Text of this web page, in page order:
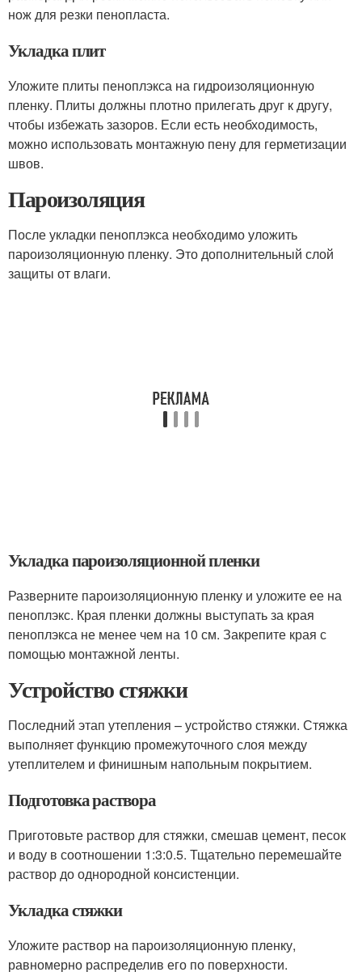
нож для резки пенопласта.
Укладка плит
Уложите плиты пеноплэкса на гидроизоляционную
пленку. Плиты должны плотно прилегать друг к другу,
чтобы избежать зазоров. Если есть необходимость,
можно использовать монтажную пену для герметизации
швов.
Пароизоляция
После укладки пеноплэкса необходимо уложить
пароизоляционную пленку. Это дополнительный слой
защиты от влаги.
Укладка пароизоляционной пленки
Разверните пароизоляционную пленку и уложите ее на
пеноплэкс. Края пленки должны выступать за края
пеноплэкса не менее чем на 10 см. Закрепите края с
помощью монтажной ленты.
Устройство стяжки
Последний этап утепления – устройство стяжки. Стяжка
выполняет функцию промежуточного слоя между
утеплителем и финишным напольным покрытием.
Подготовка раствора
Приготовьте раствор для стяжки, смешав цемент, песок
и воду в соотношении 1:3:0.5. Тщательно перемешайте
раствор до однородной консистенции.
Укладка стяжки
Уложите раствор на пароизоляционную пленку,
равномерно распределив его по поверхности.